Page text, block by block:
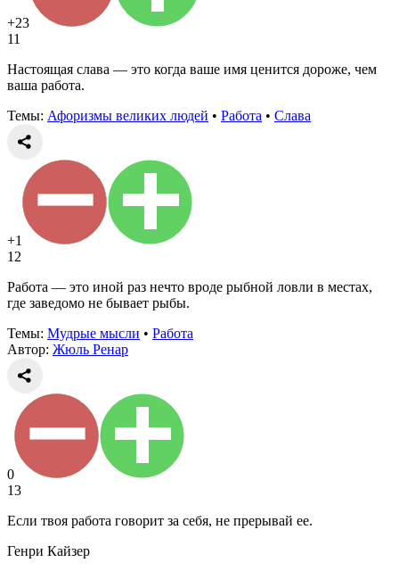
+23
11
Настоящая слава — это когда ваше имя ценится дороже, чем
ваша работа.
Темы: Афоризмы великих людей • Работа • Слава
+1
12
Работа — это иной раз нечто вроде рыбной ловли в местах,
где заведомо не бывает рыбы.
Темы: Мудрые мысли • Работа
Автор: Жюль Ренар
0
13
Если твоя работа говорит за себя, не прерывай ее.
Генри Кайзер